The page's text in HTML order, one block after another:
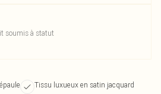
soumis à statut
Tissu luxueux en satin jacquard